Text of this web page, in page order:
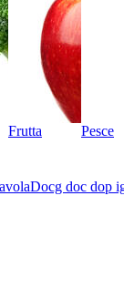
Frutta Pesce
Docg doc dop